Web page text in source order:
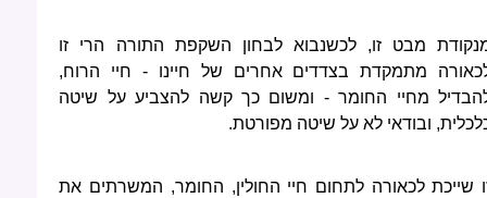
מבט זו, לכשנבוא לבחון השקפת התורה הרי זו
מתמקדת בצדדים אחרים של חיינו - חיי הרוח,
מחיי החומר - ומשום כך קשה להצביע על שיטה
ובודאי לא על שיטה מפורטת.
שייכת לכאורה לתחום חיי החולין, החומר, המשרתים את